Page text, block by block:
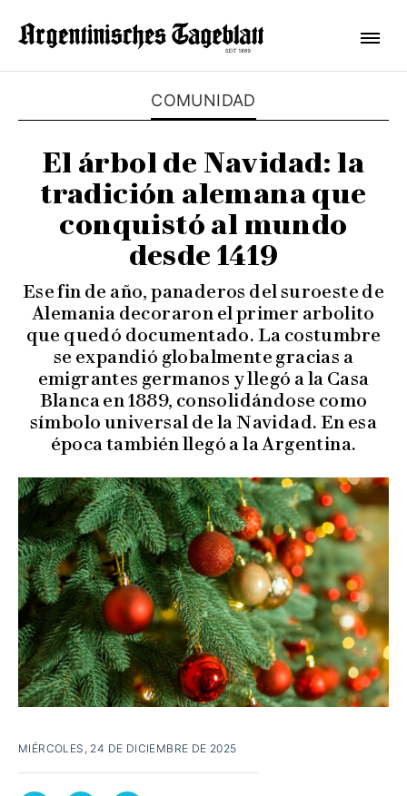
COMUNIDAD
El árbol de Navidad: la
tradición alemana que
conquistó al mundo
desde 1419
Ese fin de año, panaderos del suroeste de
Alemania decoraron el primer arbolito
que quedó documentado. La costumbre
se expandió globalmente gracias a
emigrantes germanos y llegó a la Casa
Blanca en 1889, consolidándose como
símbolo universal de la Navidad. En esa
época también llegó a la Argentina.
MIÉRCOLES, 24 DE DICIEMBRE DE 2025